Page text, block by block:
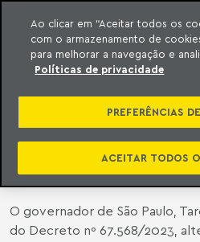
o conteúdo
Meyer
DE ENTREGA DA
INFORMAÇÃO E
ICMS (GIA)
O governador de São Paulo,
do Decreto nº 67.568/2023,
Ao clicar em “Aceitar todos os
com o armazenamento de
para melhorar a navegação e
Políticas de privacidade
PREFERÊNCIAS
ACEITAR TODOS